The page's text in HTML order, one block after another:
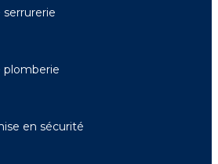
serrurerie
plomberie
en sécurité